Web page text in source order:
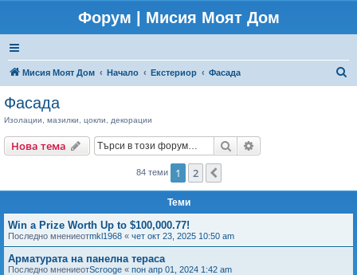
Форум | Мисия Моят Дом
Мисия Моят Дом Начало Екстериор Фасада
Фасада
Изолации, мазилки, цокли, декорации
Нова тема Търсене
84 теми 1 2
Теми
Win a Prize Worth Up to $100,000.77!
Последно мнениеотmkl1968 « чет окт 23, 2025 10:50 am
Арматурата на панелна тераса
Последно мнениеотScrooge « пон апр 01, 2024 1:42 am